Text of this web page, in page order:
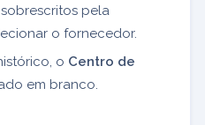
pela
o fornecedor.
o Centro de
em branco.